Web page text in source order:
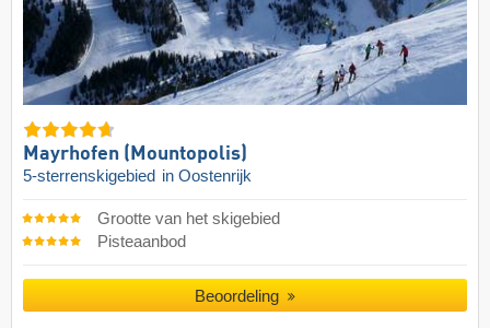
Mayrhofen (Mountopolis)
5-sterrenskigebied in Oostenrijk
Grootte van het skigebied
Pisteaanbod
Beoordeling